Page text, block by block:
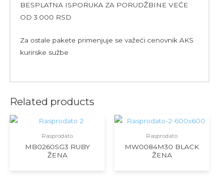
BESPLATNA ISPORUKA ZA PORUDŽBINE VEĆE
OD 3.000 RSD
Za ostale pakete primenjuje se važeći cenovnik AKS
kurirske sužbe
Related products
Rasprodato
MB0260SG3 RUBY
ŽENA
Rasprodato
MW0084M30 BLACK
ŽENA